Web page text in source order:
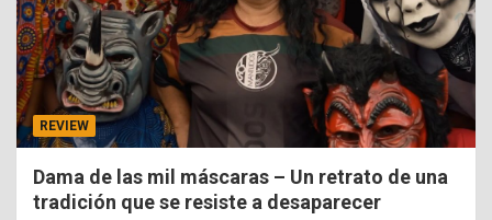
REVIEW
Dama de las mil máscaras – Un retrato de una
tradición que se resiste a desaparecer